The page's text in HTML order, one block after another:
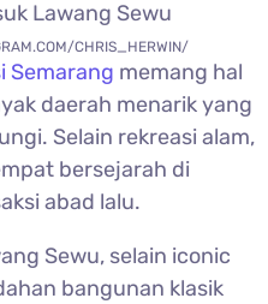
CHRIS_HERWIN/
Semarang memang hal
daerah menarik yang
Selain rekreasi alam,
bersejarah di
abad lalu.
Sewu, selain iconic
bangunan klasik